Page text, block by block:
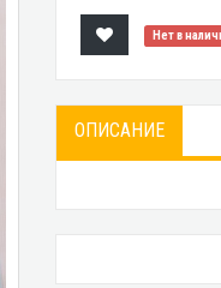
Нет в
ОПИСАНИЕ